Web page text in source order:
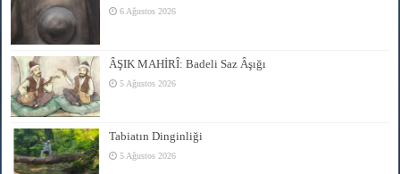
6 Ağustos 2026
ÂŞIK MAHİRÎ: Badeli Saz Âşığı
5 Ağustos 2026
Tabiatın Dinginliği
5 Ağustos 2026